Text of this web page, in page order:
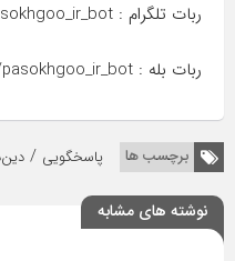
ربات تلگرام : t.me/pasokhgoo_ir_bot
ربات بله : ble.ir/pasokhgoo_ir_bot
برچسب ها پاسخگویی /
نوشته های مشابه